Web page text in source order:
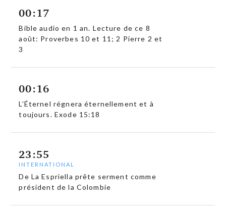
00:17
Bible audio en 1 an. Lecture de ce 8
août: Proverbes 10 et 11; 2 Pierre 2 et
3
00:16
L’Éternel régnera éternellement et à
toujours. Exode 15:18
23:55
INTERNATIONAL
De La Espriella prête serment comme
président de la Colombie